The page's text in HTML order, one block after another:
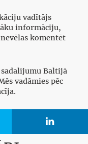
vadītājs
informāciju,
komentēt
Baltijā
vadāmies pēc
